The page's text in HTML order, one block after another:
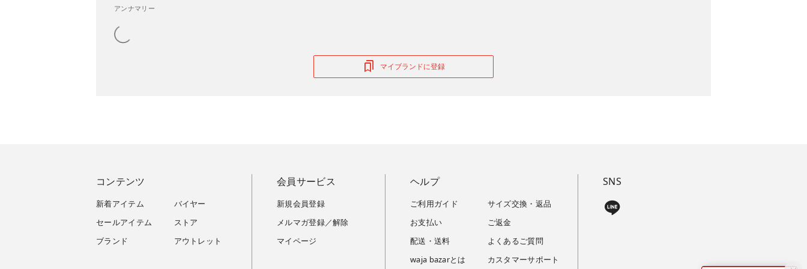
アンナマリー
マイブランドに登録
コンテンツ
新着アイテム
セールアイテム
ブランド
バイヤー
ストア
アウトレット
会員サービス
新規会員登録
メルマガ登録／解除
マイページ
ヘルプ
ご利用ガイド
お支払い
配送・送料
waja bazarとは
サイズ交換・返品
ご返金
よくあるご質問
カスタマーサポート
SNS